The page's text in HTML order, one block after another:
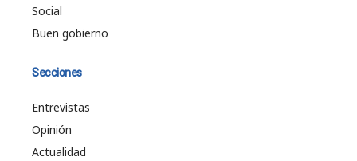
Social
Buen gobierno
Secciones
Entrevistas
Opinión
Actualidad